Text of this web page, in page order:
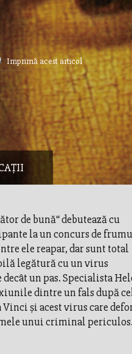
Imprimă acest articol
de bună“ debutează cu
la un concurs de
ele reapar, dar sunt total
legătură cu un virus
un pas. Specialista
dintre un fals după
şi acest virus care
unui criminal